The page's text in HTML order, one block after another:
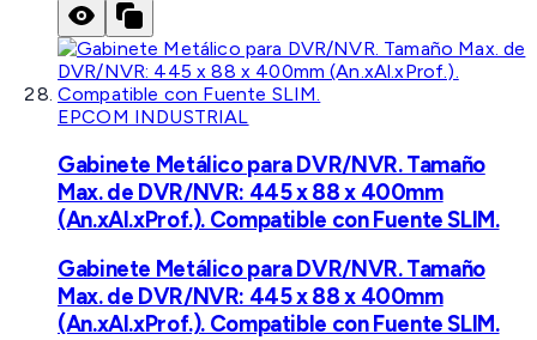
EPCOM INDUSTRIAL
Gabinete Metálico para DVR/NVR. Tamaño
Max. de DVR/NVR: 445 x 88 x 400mm
(An.xAl.xProf.). Compatible con Fuente SLIM.
Gabinete Metálico para DVR/NVR. Tamaño
Max. de DVR/NVR: 445 x 88 x 400mm
(An.xAl.xProf.). Compatible con Fuente SLIM.